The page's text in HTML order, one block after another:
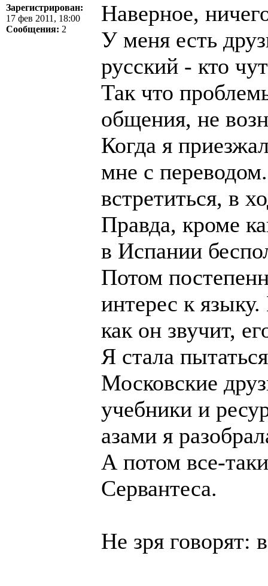
Зарегистрирован:
17 фев 2011, 18:00
Сообщения: 2
Наверное,
У меня есть
русский - кто
Так что
общения, не
Когда я
мне с
встретиться, в
Правда, кроме
в Испании
Потом
интерес к
как он звучит,
Я стала
Московские
учебники и
азами я
А потом все-
Сервантеса.
Не зря говорят: